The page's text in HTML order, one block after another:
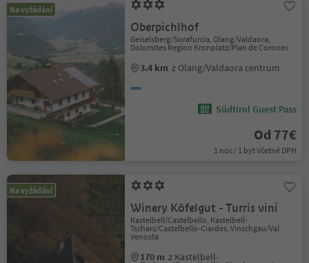
Na vyžádání
Oberpichlhof
Geiselsberg/Sorafurcia, Olang/Valdaora,
Dolomites Region Kronplatz/Plan de Corones
3.4 km z Olang/Valdaora centrum
Südtirol Guest Pass
Od 77€
1 noc / 1 byt Včetně DPH
Na vyžádání
Winery Köfelgut - Turris vini
Kastelbell/Castelbello, Kastelbell-
Tschars/Castelbello-Ciardes, Vinschgau/Val
Venosta
170 m z Kastelbell-